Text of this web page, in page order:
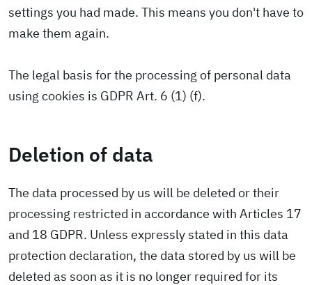
settings you had made. This means you don't have to
make them again.
The legal basis for the processing of personal data
using cookies is GDPR Art. 6 (1) (f).
Deletion of data
The data processed by us will be deleted or their
processing restricted in accordance with Articles 17
and 18 GDPR. Unless expressly stated in this data
protection declaration, the data stored by us will be
deleted as soon as it is no longer required for its